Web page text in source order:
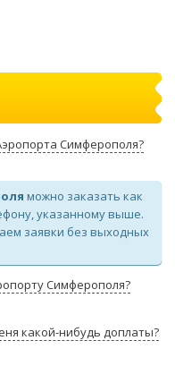
Симферополя?
можно заказать как
указанному выше.
заявки без выходных
Симферополя?
какой-нибудь доплаты?